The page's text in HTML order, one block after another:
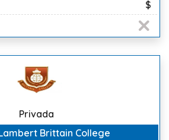
$
Privada
Brittain College